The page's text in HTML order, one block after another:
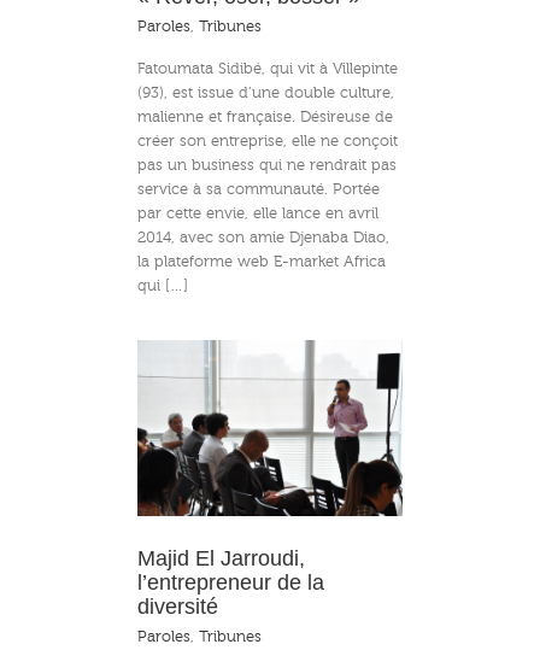
Paroles, Tribunes
Fatoumata Sidibé, qui vit à Villepinte
(93), est issue d’une double culture,
malienne et française. Désireuse de
créer son entreprise, elle ne conçoit
pas un business qui ne rendrait pas
service à sa communauté. Portée
par cette envie, elle lance en avril
2014, avec son amie Djenaba Diao,
la plateforme web E-market Africa
qui […]
Majid El Jarroudi,
l’entrepreneur de la
diversité
Paroles, Tribunes